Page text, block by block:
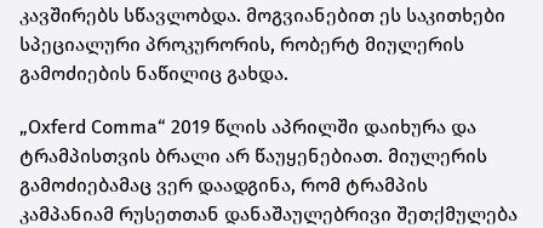
კავშირებს სწავლობდა. მოგვიანებით ეს საკითხები
სპეციალური პროკურორის, რობერტ მიულერის
გამოძიების ნაწილიც გახდა.
„Oxferd Comma“ 2019 წლის აპრილში დაიხურა და
ტრამპისთვის ბრალი არ წაუყენებიათ. მიულერის
გამოძიებამაც ვერ დაადგინა, რომ ტრამპის
კამპანიამ რუსეთთან დანაშაულებრივი შეთქმულება